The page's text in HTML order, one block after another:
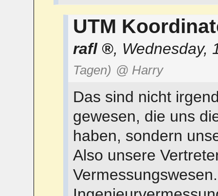
UTM
rafl , Wednesday,
Tagen) @ Harry
Das sind nicht
gewesen, die uns
haben, sondern
Also unsere